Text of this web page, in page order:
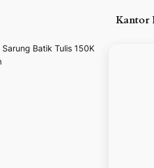
Batik Tulis 150K
Kantor